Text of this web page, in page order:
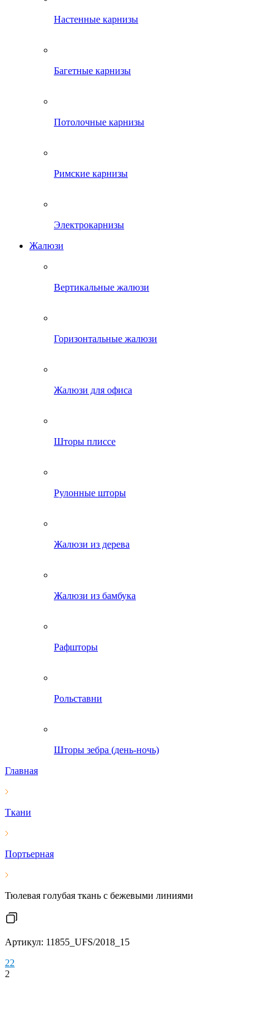
Настенные карнизы
Багетные карнизы
Потолочные карнизы
Римские карнизы
Электрокарнизы
Жалюзи
Вертикальные жалюзи
Горизонтальные жалюзи
Жалюзи для офиса
Шторы плиссе
Рулонные шторы
Жалюзи из дерева
Жалюзи из бамбука
Рафшторы
Рольставни
Шторы зебра (день-ночь)
Главная
Ткани
Портьерная
Тюлевая голубая ткань с бежевыми линиями
Артикул: 11855_UFS/2018_15
22
2